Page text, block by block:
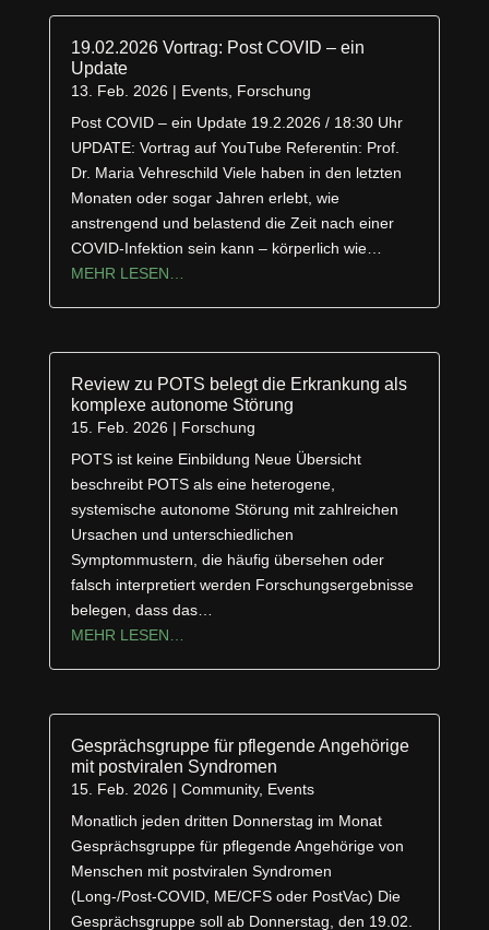
19.02.2026 Vortrag: Post COVID – ein
Update
13. Feb. 2026| Events, Forschung
Post COVID – ein Update 19.2.2026 / 18:30 Uhr
UPDATE: Vortrag auf YouTube Referentin: Prof.
Dr. Maria Vehreschild Viele haben in den letzten
Monaten oder sogar Jahren erlebt, wie
anstrengend und belastend die Zeit nach einer
COVID-Infektion sein kann – körperlich wie…
MEHR LESEN…
Review zu POTS belegt die Erkrankung als
komplexe autonome Störung
15. Feb. 2026| Forschung
POTS ist keine Einbildung Neue Übersicht
beschreibt POTS als eine heterogene,
systemische autonome Störung mit zahlreichen
Ursachen und unterschiedlichen
Symptommustern, die häufig übersehen oder
falsch interpretiert werden Forschungsergebnisse
belegen, dass das…
MEHR LESEN…
Gesprächsgruppe für pflegende Angehörige
mit postviralen Syndromen
15. Feb. 2026| Community, Events
Monatlich jeden dritten Donnerstag im Monat
Gesprächsgruppe für pflegende Angehörige von
Menschen mit postviralen Syndromen
(Long-/Post-COVID, ME/CFS oder PostVac) Die
Gesprächsgruppe soll ab Donnerstag, den 19.02.